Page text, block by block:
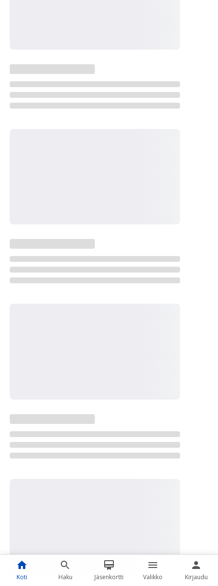
Koti Haku Jäsenkortti Valikko Kirjaudu